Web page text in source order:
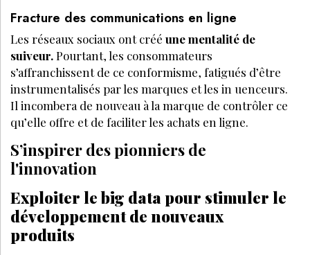
Fracture des communications en ligne
Les réseaux sociaux ont créé une mentalité de
suiveur.Pourtant, les consommateurs
s’affranchissent de ce conformisme, fatigués d’être
instrumentalisés par les marques et les in uenceurs.
Il incombera de nouveau à la marque de contrôler ce
qu’elle offre et de faciliter les achats en ligne.
S’inspirer des pionniers de
l'innovation
Exploiter le big data pour stimuler le
développement de nouveaux
produits